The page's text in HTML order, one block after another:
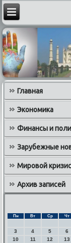
Главная
Экономика
Финансы и
Зарубежные
Мировой кризис
Архив записей
Пн Вт Ср Чт
3
4 5 6
10
11 12 13